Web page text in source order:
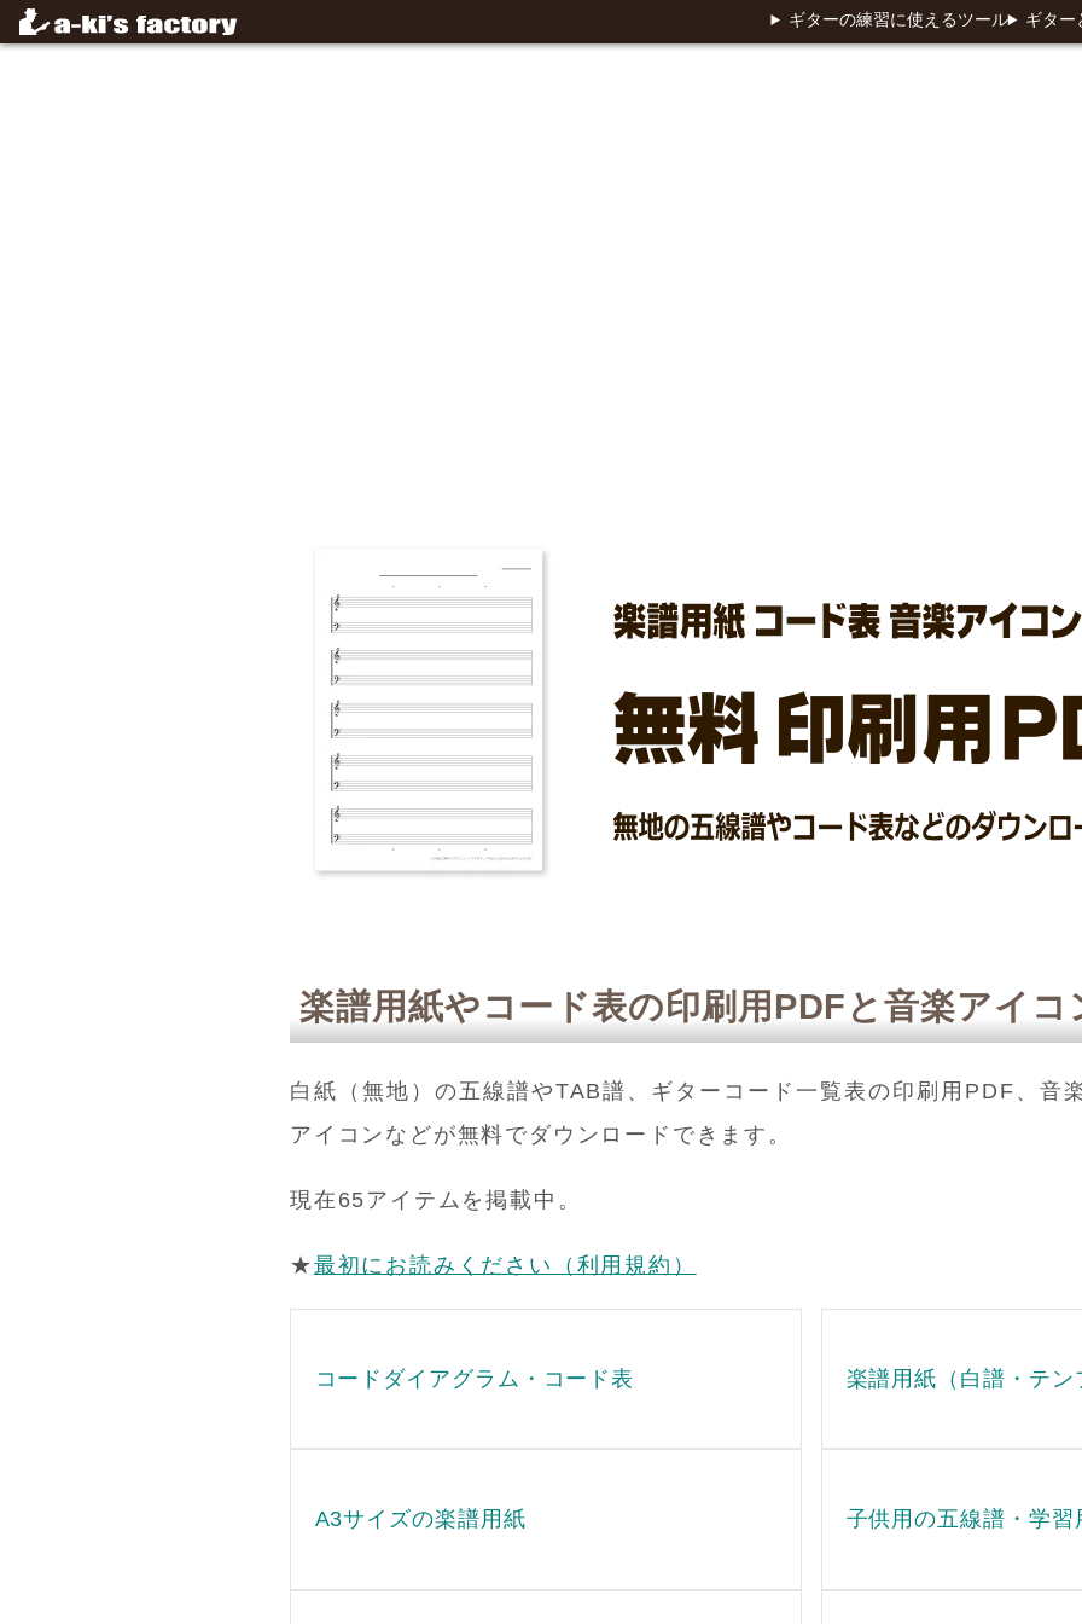
ギターの練習に使えるツール ギター
楽譜用紙やコード表の印刷用PDFと音楽アイコ
白紙（無地）の五線譜やTAB譜、ギターコード一覧表の印刷用PDF、音
アイコンなどが無料でダウンロードできます。
現在65アイテムを掲載中。
★最初にお読みください（利用規約）
コードダイアグラム・コード表 楽譜用紙（白譜・テン
A3サイズの楽譜用紙 子供用の五線譜・学習